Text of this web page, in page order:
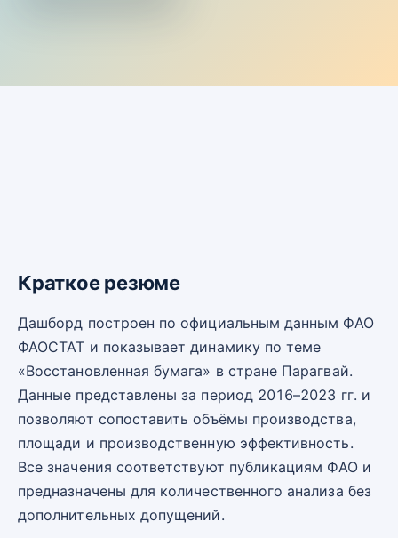
Краткое резюме
Дашборд построен по официальным данным ФАО
ФАОСТАТ и показывает динамику по теме
«Восстановленная бумага» в стране Парагвай.
Данные представлены за период 2016–2023 гг. и
позволяют сопоставить объёмы производства,
площади и производственную эффективность.
Все значения соответствуют публикациям ФАО и
предназначены для количественного анализа без
дополнительных допущений.